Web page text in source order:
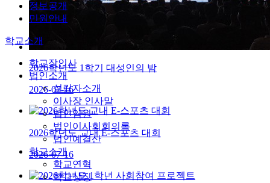
정보공개
민원안내
학교소개
학교장인사
법인소개
설립자소개
이사장 인사말
법인임원
법인이사회회의록
법인예결산
학교소개
학교연혁
학교상징
2026학년도 1학기 대성인의 밤
2026-07-16
2026학년도 교내 E-스포츠 대회
2026-07-16